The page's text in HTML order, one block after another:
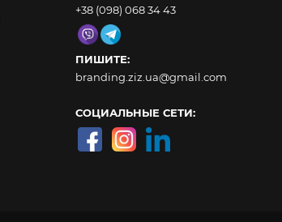
+38 (098) 068 34 43
ПИШИТЕ:
branding.ziz.ua@gmail.com
СОЦИАЛЬНЫЕ СЕТИ: